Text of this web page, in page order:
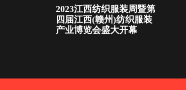
2023江西纺织服装周暨第
四届江西(赣州)纺织服装
产业博览会盛大开幕